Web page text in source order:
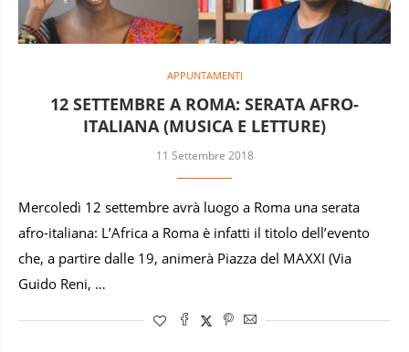
APPUNTAMENTI
12 SETTEMBRE A ROMA: SERATA AFRO-
ITALIANA (MUSICA E LETTURE)
11 Settembre 2018
Mercoledì 12 settembre avrà luogo a Roma una serata
afro-italiana: L’Africa a Roma è infatti il titolo dell’evento
che, a partire dalle 19, animerà Piazza del MAXXI (Via
Guido Reni, …